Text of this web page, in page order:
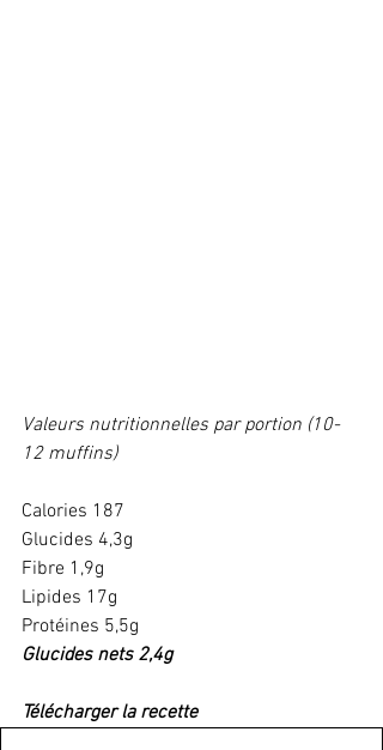
Valeurs nutritionnelles par portion (10-
12 muffins)
Calories 187
Glucides 4,3g
Fibre 1,9g
Lipides 17g
Protéines 5,5g
Glucides nets 2,4g
Télécharger la recette